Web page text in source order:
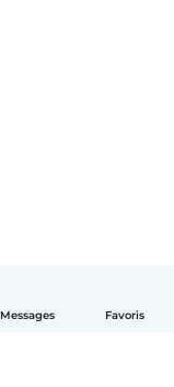
Messages Favoris